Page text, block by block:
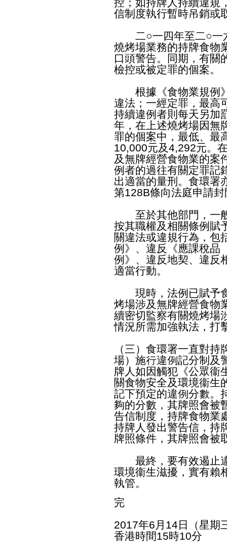
信制度執行暫時吊銷或
二○一四年至二○一
燒烤場業務的持牌食物
口頭警告。同期，有關
檢控或被定罪的個案。
根據《食物業規例》
違法；一經定罪，最高
持續違例者則每天另加
年，在上述燒烤場因無
罪的個案中，最低、最
10,000元及4,292元。
及無牌經營食物業的案
例者的過往有關定罪記
出適當的量刑。食環署
第128B條向法庭申請
至於其他部門，一般
按其職權及相關條例賦
關違法或違規行為，包
例》、違反《應課稅品
例》、違反地契、違反
適當行動。
現時，法例已賦予食
烤場涉及無牌經營食物
續密切監察有關燒烤場
情況所需加強執法，打
（三）食環署一直對
場）施行違例記分制及
牌人如因觸犯《公眾衞
關食物安全及環境衞生
記下預定的違例分數。
夠的分數，其牌照會被
告信制度，持牌食物業
持牌人發出警告信，持
牌照條件，其牌照會被
最終，要有效遏止違
環境衞生滋擾，實有賴
執管。
完
2017年6月14日（星期
香港時間15時10分